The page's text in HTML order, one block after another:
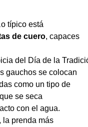
típico está
de cuero, capaces
gauchos se colocan
como un tipo de
se seca
con el agua.
la prenda más